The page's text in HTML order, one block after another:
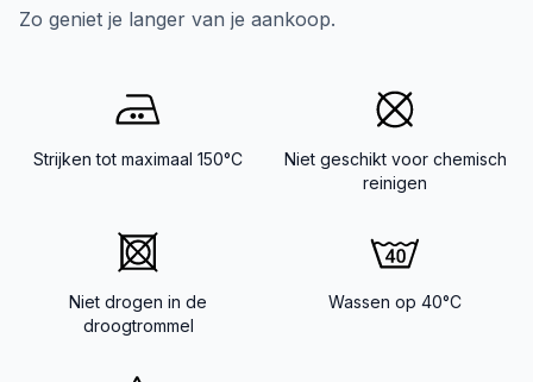
Zo geniet je langer van je aankoop.
Strijken tot maximaal 150°C
Niet geschikt voor chemisch
reinigen
Niet drogen in de
droogtrommel
Wassen op 40°C